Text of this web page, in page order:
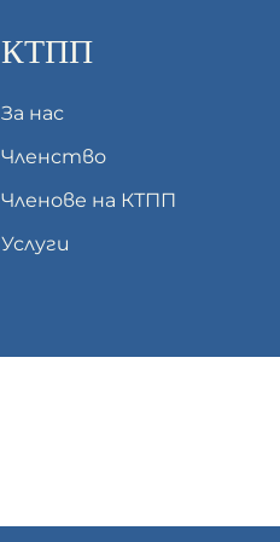
КТПП
За нас
Членство
Членове на КТПП
Услуги